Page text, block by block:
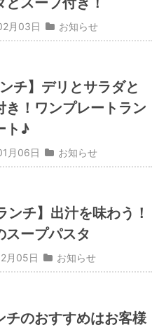
月03日 お知らせ
ンチ】デリとサラダと
き！ワンプレートラン
ト♪
月06日 お知らせ
ンチ】出汁を味わう！
スープパスタ
月05日 お知らせ
チのおすすめはお客様